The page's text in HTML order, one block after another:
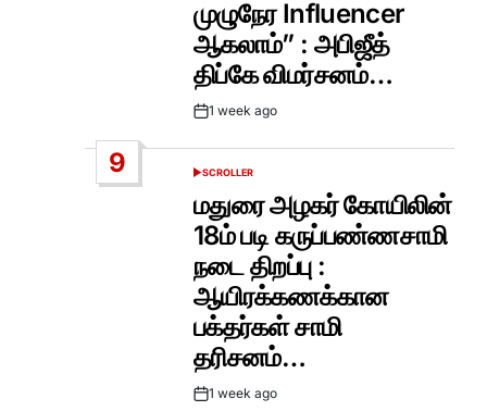
முழுநேர Influencer
ஆகலாம்” : அபிஜீத்
திப்கே விமர்சனம்…
Post1 week ago
9
POSTED
SCROLLER
மதுரை அழகர் கோயிலின்
18ம் படி கருப்பண்ணசாமி
நடை திறப்பு :
ஆயிரக்கணக்கான
பக்தர்கள் சாமி
தரிசனம்…
Post1 week ago